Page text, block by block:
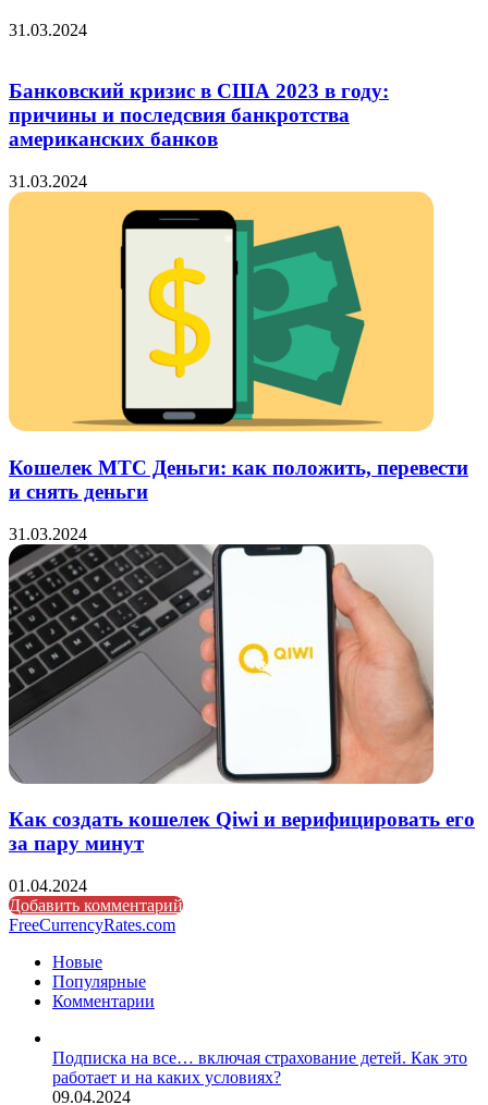
31.03.2024
Банковский кризис в США 2023 в году:
причины и последсвия банкротства
американских банков
31.03.2024
Кошелек МТС Деньги: как положить, перевести
и снять деньги
31.03.2024
Как создать кошелек Qiwi и верифицировать его
за пару минут
01.04.2024
Добавить комментарий
FreeCurrencyRates.com
Новые
Популярные
Комментарии
Подписка на все… включая страхование детей. Как это
работает и на каких условиях?
09.04.2024